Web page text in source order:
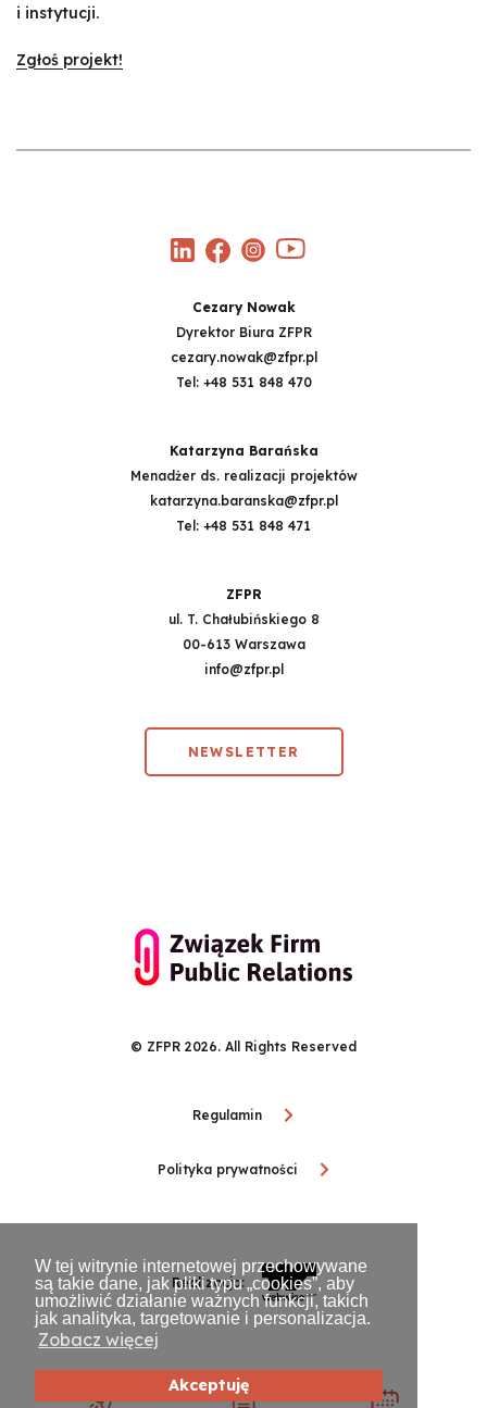
W tej witrynie internetowej przechowywane
są takie dane, jak pliki typu „cookies”, aby
umożliwić działanie ważnych funkcji, takich
jak analityka, targetowanie i personalizacja.
Zobacz więcej
Akceptuję
i instytucji.
Zgłoś projekt!
Cezary Nowak
Dyrektor Biura ZFPR
cezary.nowak@zfpr.pl
Tel: +48 531 848 470
Katarzyna Barańska
Menadżer ds. realizacji projektów
katarzyna.baranska@zfpr.pl
Tel: +48 531 848 471
ZFPR
ul. T. Chałubińskiego 8
00-613 Warszawa
info@zfpr.pl
NEWSLETTER
© ZFPR 2026. All Rights Reserved
Regulamin
Polityka prywatności
Realizacja: